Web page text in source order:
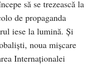
să se trezească la
de propaganda
iese la lumină. Și
noua mișcare
Internaționalei